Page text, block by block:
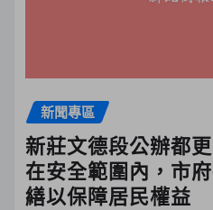
新聞專區
新莊文德段公辦都
在安全範圍內，市
繕以保障居民權益